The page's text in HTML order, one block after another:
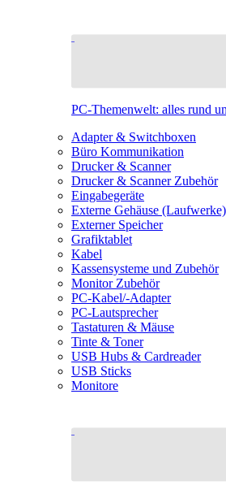
PC-Themenwelt: alles rund
Adapter & Switchboxen
Büro Kommunikation
Drucker & Scanner
Drucker & Scanner Zubehör
Eingabegeräte
Externe Gehäuse (Laufwerke)
Externer Speicher
Grafiktablet
Kabel
Kassensysteme und Zubehör
Monitor Zubehör
PC-Kabel/-Adapter
PC-Lautsprecher
Tastaturen & Mäuse
Tinte & Toner
USB Hubs & Cardreader
USB Sticks
Monitore